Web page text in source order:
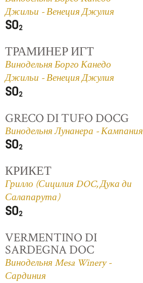
Джильи - Венеция Джулия
ТРАМИНЕР ИГТ
Винодельня Борго Канедо
Джильи - Венеция Джулия
GRECO DI TUFO DOCG
Винодельня Лунанера - Кампания
КРИКЕТ
Грилло (Сицилия DOC, Дука ди
Салапарута)
VERMENTINO DI
SARDEGNA DOC
Винодельня Mesa Winery -
Сардиния